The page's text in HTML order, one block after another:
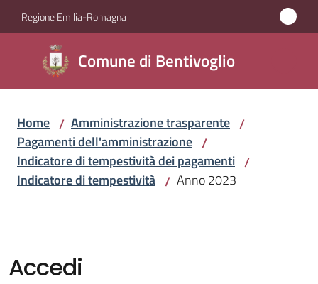
Vai al contenuto
Vai alla navigazione
Vai al footer
Regione Emilia-Romagna
Comune di Bentivoglio
Comune di
Bentivoglio
Amministrazione
Menu selezionato
Novità
Bentivoglio
Home / Amministrazione trasparente /
Pagamenti dell'amministrazione /
Indicatore di tempestività dei pagamenti /
Indicatore di tempestività / Anno 2023
Accedi